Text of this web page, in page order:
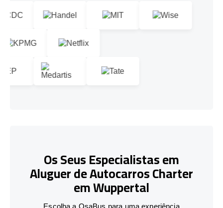
Os Seus Especialistas em
Aluguer de Autocarros Charter
em Wuppertal
Escolha a OsaBus para uma experiência